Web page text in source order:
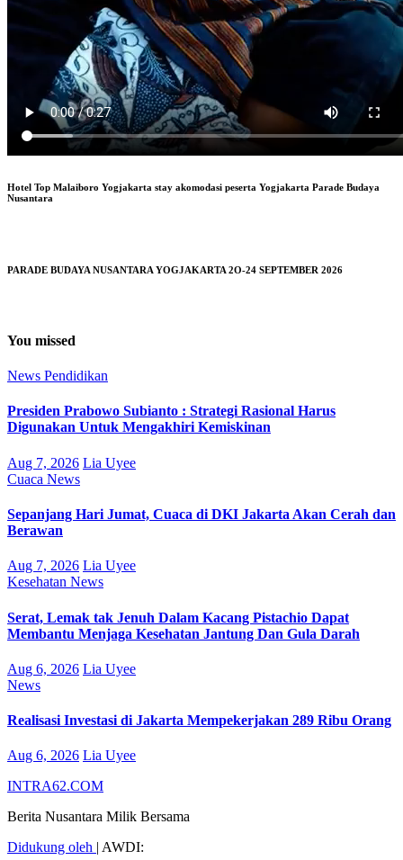
Hotel Top Malaiboro Yogjakarta stay akomodasi peserta Yogjakarta Parade Budaya
Nusantara
PARADE BUDAYA NUSANTARA YOGJAKARTA 2O-24 SEPTEMBER 2026
You missed
News Pendidikan
Presiden Prabowo Subianto : Strategi Rasional Harus
Digunakan Untuk Mengakhiri Kemiskinan
Aug 7, 2026 Lia Uyee
Cuaca News
Sepanjang Hari Jumat, Cuaca di DKI Jakarta Akan Cerah dan
Berawan
Aug 7, 2026 Lia Uyee
Kesehatan News
Serat, Lemak tak Jenuh Dalam Kacang Pistachio Dapat
Membantu Menjaga Kesehatan Jantung Dan Gula Darah
Aug 6, 2026 Lia Uyee
News
Realisasi Investasi di Jakarta Mempekerjakan 289 Ribu Orang
Aug 6, 2026 Lia Uyee
INTRA62.COM
Berita Nusantara Milik Bersama
Didukung oleh | AWDI: